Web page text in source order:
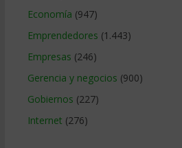
Economía (947)
Emprendedores (1.443)
Empresas (246)
Gerencia y negocios (900)
Gobiernos (227)
Internet (276)